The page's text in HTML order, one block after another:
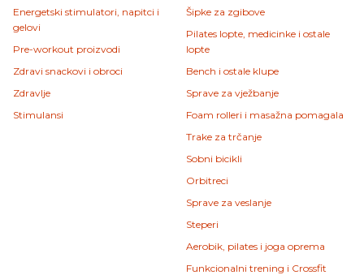
Energetski stimulatori, napitci i
gelovi
Pre-workout proizvodi
Zdravi snackovi i obroci
Zdravlje
Stimulansi
Šipke za zgibove
Pilates lopte, medicinke i ostale
lopte
Bench i ostale klupe
Sprave za vježbanje
Foam rolleri i masažna pomagala
Trake za trčanje
Sobni bicikli
Orbitreci
Sprave za veslanje
Steperi
Aerobik, pilates i joga oprema
Funkcionalni trening i Crossfit